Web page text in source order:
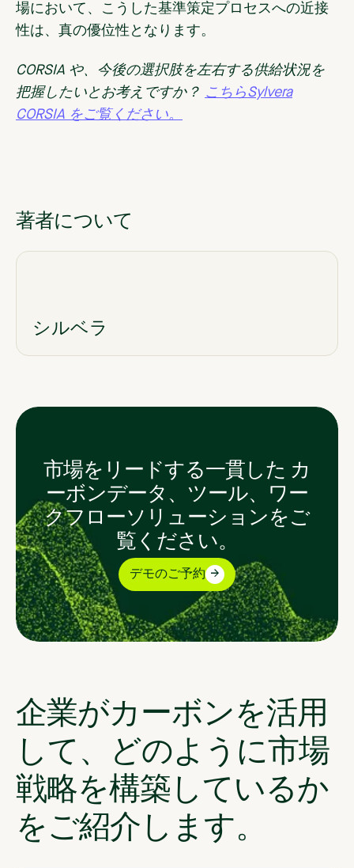
場において、こうした基準策定プロセスへの近接
性は、真の優位性となります。
CORSIA や、今後の選択肢を左右する供給状況を
把握したいとお考えですか？ こちらSylvera
CORSIA をご覧ください。
著者について
シルベラ
市場をリードする一貫した カ
ーボンデータ、ツール、ワー
クフローソリューションをご
覧ください。
デモのご予約
企業がカーボンを活用
して、どのように市場
戦略を構築しているか
をご紹介します。